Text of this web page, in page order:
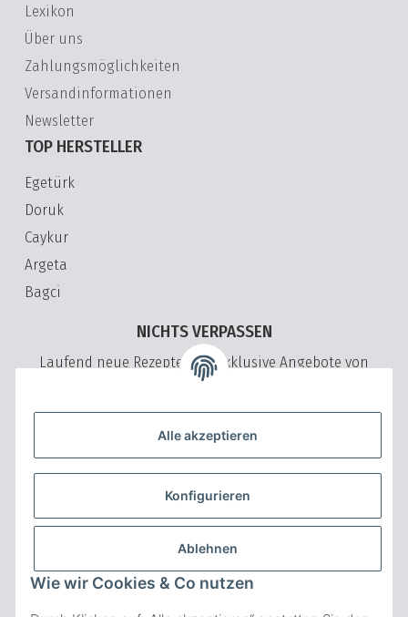
Alle akzeptieren
Konfigurieren
Ablehnen
Wie wir Cookies & Co nutzen
Lexikon
Über uns
Zahlungsmöglichkeiten
Versandinformationen
Newsletter
TOP HERSTELLER
Egetürk
Doruk
Caykur
Argeta
Bagci
NICHTS VERPASSEN
Laufend neue Rezepte und exklusive Angebote von
VeryVita
regelmäßig und jederzeit widerruflich Informationen zu Ihrem
Produktsortiment per E-Mail zu.
NICHTS VERPASSEN Abonnieren
ZAHLUNGSARTEN